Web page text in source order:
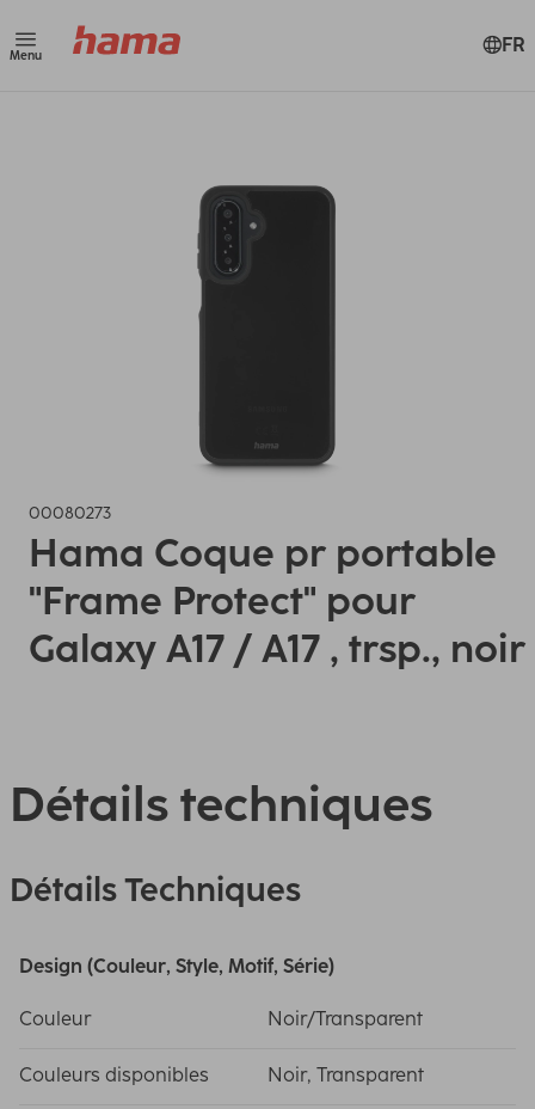
Menu FR
00080273
Hama Coque pr portable
"Frame Protect" pour
Galaxy A17 / A17 , trsp., noir
Détails techniques
Détails Techniques
Design (Couleur, Style, Motif, Série)
Couleur Noir/Transparent
Couleurs disponibles Noir, Transparent